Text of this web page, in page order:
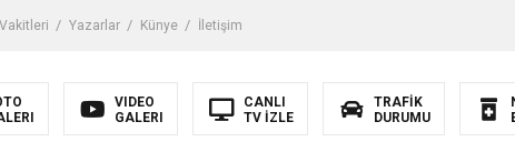
Yazarlar Künye İletişim
VIDEO
GALERI
CANLI
TV İZLE
TRAFİK
DURUMU